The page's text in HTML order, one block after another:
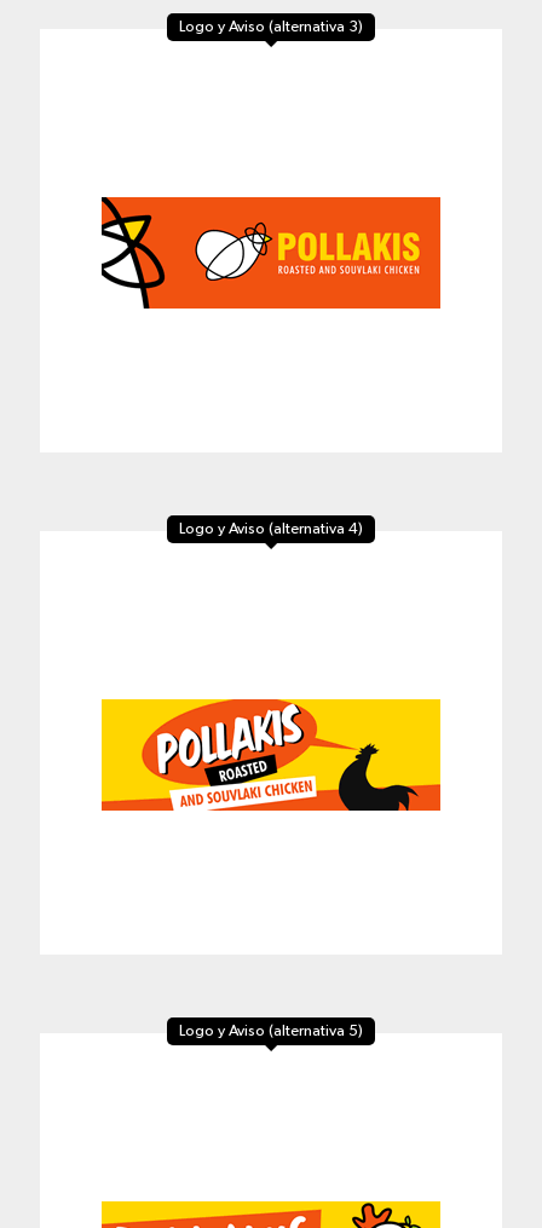
Logo y Aviso (alternativa 3)
Logo y Aviso (alternativa 4)
Logo y Aviso (alternativa 5)